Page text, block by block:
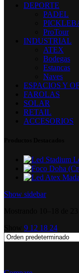
DEPORTE
PADEL
ProTour
INDUSTRIAL
ATEX
Bodegas
Estancas
Naves
ESPACIOS Y
FAROLAS
SOLAR
RETAIL
ACCESORIOS
Show sidebar
9 12 18 24